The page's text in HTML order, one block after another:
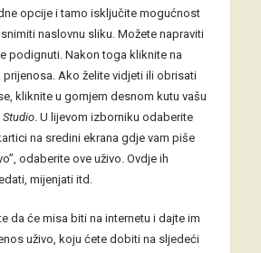
opcije i tamo isključite mogućnost
snimiti naslovnu sliku. Možete napraviti
podignuti. Nakon toga kliknite na
Ako želite vidjeti ili obrisati
kliknite u gornjem desnom kutu vašu
Studio. U lijevom izborniku odaberite
na sredini ekrana gdje vam piše
odaberite ove uživo. Ovdje ih
mijenjati itd.
da će misa biti na internetu i dajte im
uživo, koju ćete dobiti na sljedeći